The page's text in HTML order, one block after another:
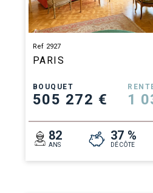
Ref 2927
PARIS
BOUQUET
505 272 € 1
82
ANS
37 %
DÉCÔTE